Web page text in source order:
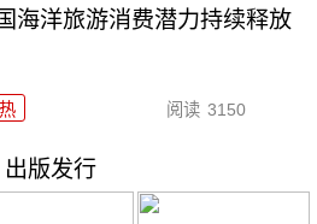
海洋旅游消费潜力持续释放
阅读 3150
出版发行